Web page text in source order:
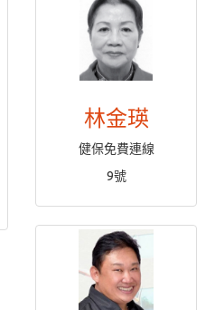
林金瑛
健保免費連線
9號